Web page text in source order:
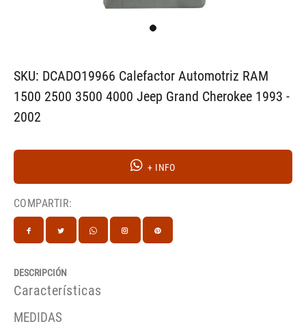
SKU: DCADO19966 Calefactor Automotriz RAM
1500 2500 3500 4000 Jeep Grand Cherokee 1993 -
2002
+ INFO
COMPARTIR:
DESCRIPCIÓN
Características
MEDIDAS